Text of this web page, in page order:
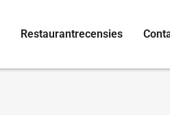
Restaurantrecensies